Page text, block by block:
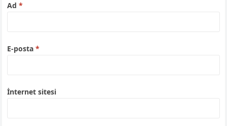
Ad*
E-posta*
İnternet sitesi